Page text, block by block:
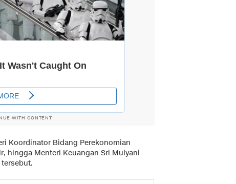
WITH CONTENT
Koordinator Bidang Perekonomian
hingga Menteri Keuangan Sri Mulyani